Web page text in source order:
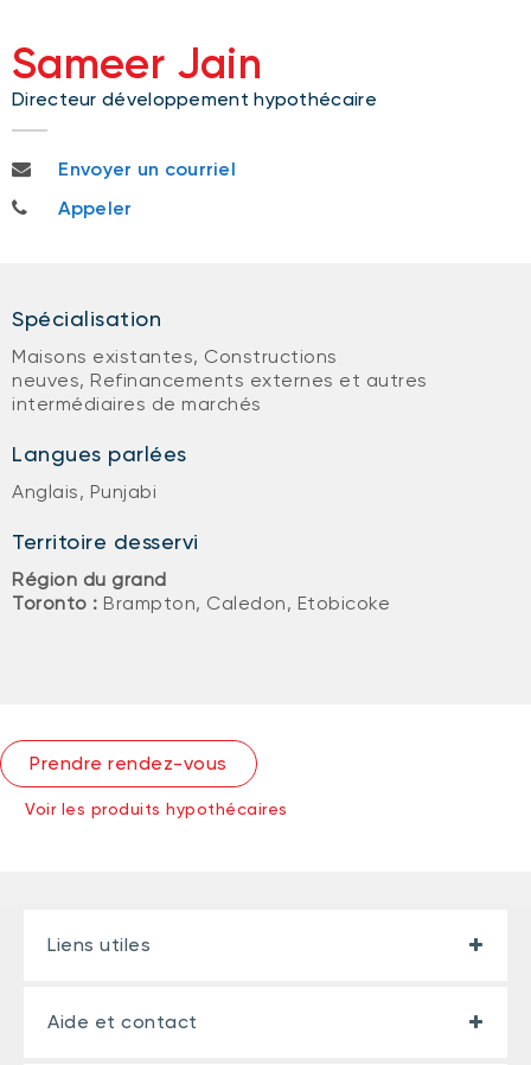
Sameer Jain
Directeur développement hypothécaire
sameer.jain@nbc.ca
Envoyer un courriel
647-969-3609
Appeler
Spécialisation
Maisons existantes, Constructions
neuves, Refinancements externes et autres
intermédiaires de marchés
Langues parlées
Anglais, Punjabi
Territoire desservi
Région du grand
Toronto : Brampton, Caledon, Etobicoke
Prendre rendez-vous
Voir les produits hypothécaires
Liens utiles
Aide et contact